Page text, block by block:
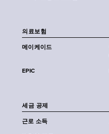
의료보험
메이케이드
EPIC
세금 공제
근로 소득